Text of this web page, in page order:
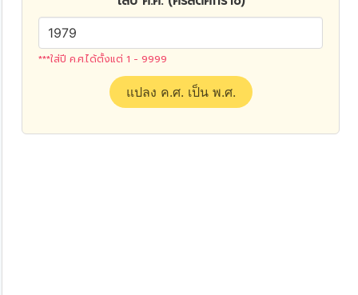
***ใส่ปี ค.ศ.ได้ตั้งแต่ 1 - 9999
แปลง ค.ศ. เป็น พ.ศ.